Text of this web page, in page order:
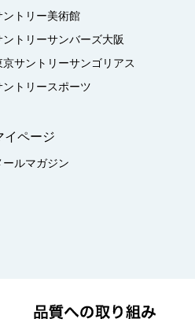
ントリー美術館
ントリーサンバーズ大阪
京サントリーサンゴリアス
ントリースポーツ
イページ
ールマガジン